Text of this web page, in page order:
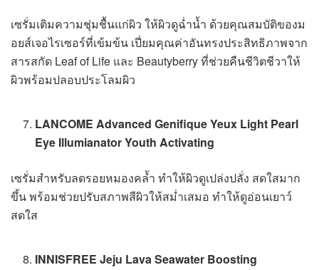
เซรั่มเติมความชุ่มชื้นแก่ผิว ให้ผิวดูฉ่ำน้ำ ด้วยคุณสมบัติของม
อยส์เจอไรเซอร์ที่เข้มข้น เปี่ยมคุณค่าอันทรงประสิทธิภาพจาก
สารสกัด Leaf of Life และ Beautyberry ที่ช่วยคืนชีวิตชีวาให้
ผิวพร้อมปลอบประโลมผิว
LANCOME Advanced Genifique Yeux Light Pearl
Eye Illumianator Youth Activating
เซรั่มสำหรับลดรอยหมองคล้ำ ทำให้ผิวดูเปล่งปลั่ง สดใสมาก
ขึ้น พร้อมช่วยปรับสภาพสีผิวให้สม่ำเสมอ ทำให้ดูอ่อนเยาว์
สดใส
INNISFREE Jeju Lava Seawater Boosting